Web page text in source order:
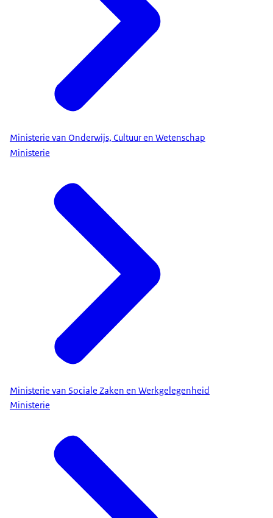
Ministerie van Onderwijs, Cultuur en Wetenschap
Ministerie
Ministerie van Sociale Zaken en Werkgelegenheid
Ministerie